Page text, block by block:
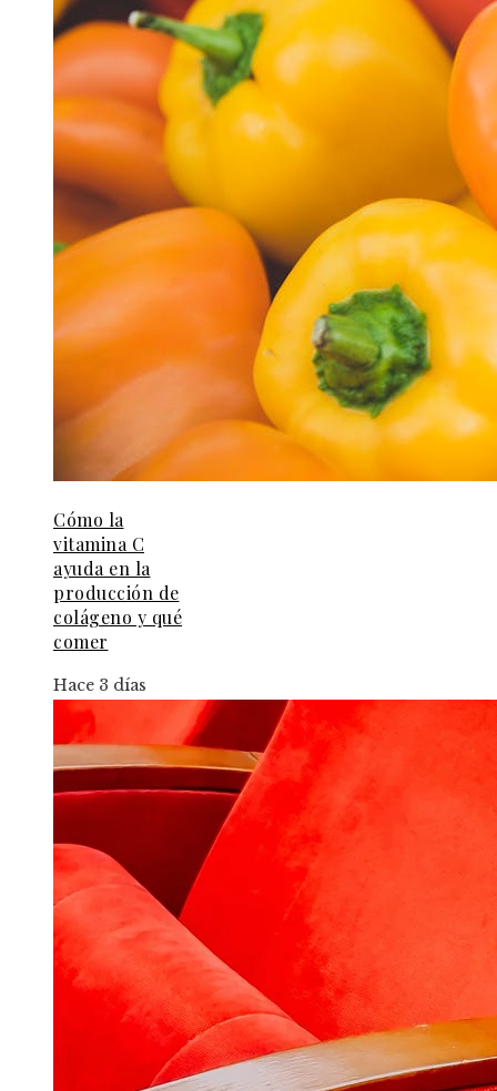
Cómo la
vitamina C
ayuda en la
producción de
colágeno y qué
comer
Hace 3 días